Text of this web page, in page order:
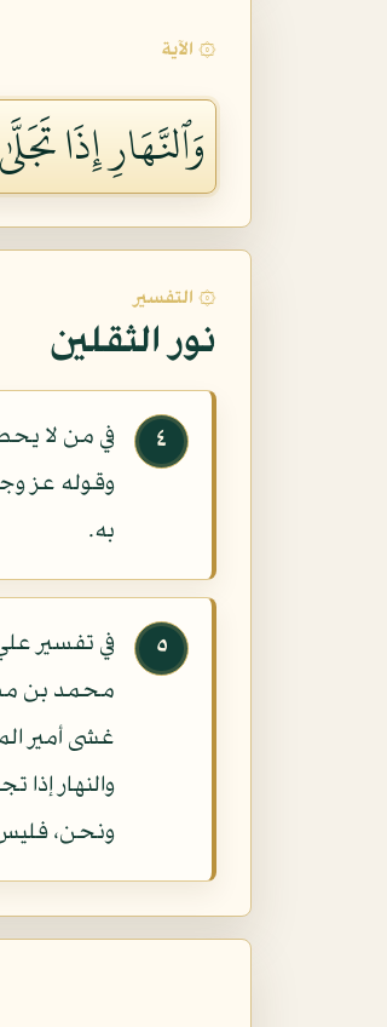
۞ الآية
وَٱلنَّهَارِ إِذَا
۞ التفسير
نور الثقلين
٤
في من لا
وقوله عز
به.
٥
في تفسير
محمد بن
غشى أمير
والنهار
ونحن،